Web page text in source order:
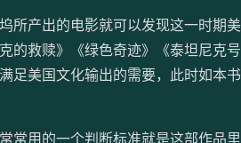
所产出的电影就可以发现这一时期
的救赎》《绿色奇迹》《泰坦尼克
足美国文化输出的需要，此时如本
常用的一个判断标准就是这部作品